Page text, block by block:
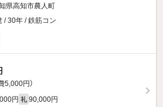
県高知市農人町
/ 30年 / 鉄筋コン
5,000円）
円 礼 90,000円